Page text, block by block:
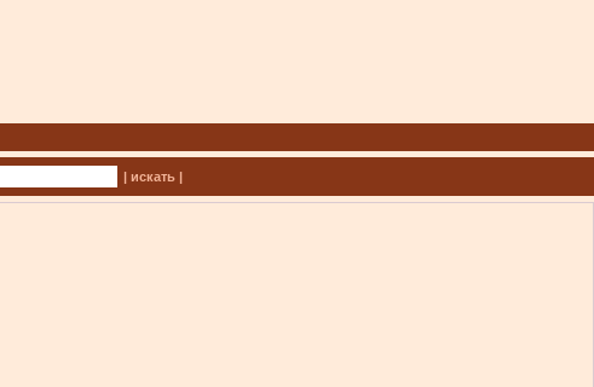
| искать |